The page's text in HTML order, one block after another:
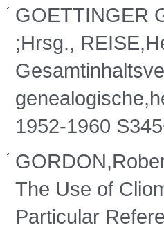
GOETTINGER
;Hrsg.,
1952-1960
The Use of
Particular